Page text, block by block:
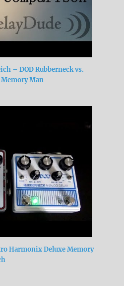
– DOD Rubberneck vs.
Man
Harmonix Deluxe Memory